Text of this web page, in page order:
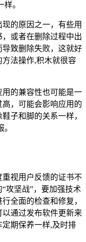
。
的原因之一，有些用
或者在删除过程中出
致删除失败，这就好
法操作,积木就很容
用的兼容性也可能是一
，可能会影响应用的
子和脚的关系一样，
重视用户反馈的证书不
攻坚战”，要加强技术
全面的检查和修复，
通过发布软件更新来
期保养一样,及时排